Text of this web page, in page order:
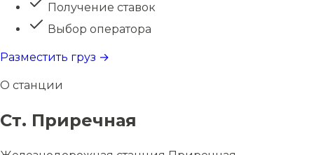
Получение ставок
Выбор оператора
Разместить груз →
О станции
Ст. Приречная